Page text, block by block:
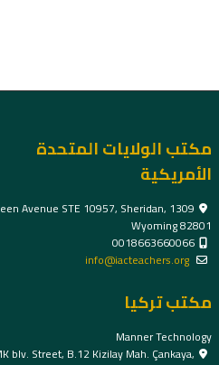
مكتب الولايات المتحدة
الأمريكية
Coffeen Avenue STE 10957, Sheridan,
Wyoming 82801
0018663660066
info@iacteachers.org
مكتب تركيا
Manner Technology
blv. Street, B.12 Kizilay Mah. Çankaya,